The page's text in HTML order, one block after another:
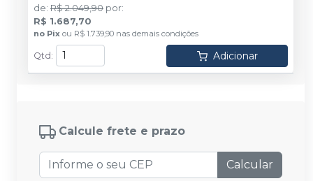
de: R$ 2.049,90 por:
R$ 1.687,70
no Pix ou R$ 1.739,90 nas demais condições
Qtd : Adicionar
Calcule frete e prazo
Calcular